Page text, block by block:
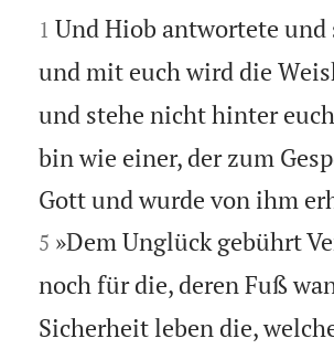


1 Und Hiob antwortete und
und mit euch wird die
und stehe nicht hinter
bin wie einer, der zum
Gott und wurde von ihm
5 »Dem Unglück gebührt
noch für die, deren Fuß
Sicherheit leben die,